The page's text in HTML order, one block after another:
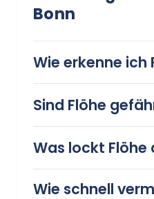
Bonn
Wie erkenne ich
Flöhe sind
schwarze
Typische
juckende
Sind Flöhe
Flöhe sind in
da ihre Stiche
Was lockt Flöhe
Flöhe werden
Wie schnell